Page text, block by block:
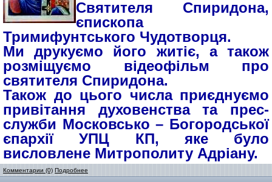
Святителя Спиридона,
єпископа
Тримифунтського Чудотворця.
Ми друкуємо його житіє, а також
розміщуємо відеофільм про
святителя Спиридона.
Також до цього числа приєднуємо
привітання духовенства та прес-
служби Московсько – Богородської
єпархії УПЦ КП, яке було
висловлене Митрополиту Адріану.
Комментарии (0) Подробнее